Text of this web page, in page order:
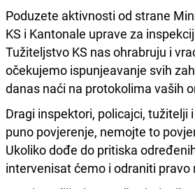
Poduzete aktivnosti od strane
KS i Kantonale uprave za
Tužiteljstvo KS nas ohrabruju i
očekujemo ispunjeavanje svih
danas naći na protokolima vaših
Dragi inspektori, policajci, tužitelji
puno povjerenje, nemojte to
Ukoliko dođe do pritiska
intervenisat ćemo i odraniti pravo